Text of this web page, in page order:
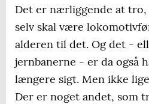
Det er nærliggende at tro,
selv skal være
alderen til det. Og det -
jernbanerne - er da også
længere sigt. Men ikke
Der er noget andet, som